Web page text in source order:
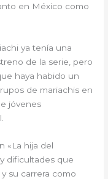
en México como
ya tenía una
de la serie, pero
haya habido un
de mariachis en
jóvenes
«La hija del
dificultades que
su carrera como